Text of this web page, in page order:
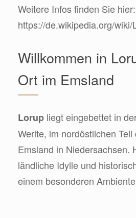
Weitere Infos finden Sie hier:
https://de.wikipedia.org/wiki/
Willkommen in
Ort im Emsland
Lorup liegt eingebettet in
Werlte, im nordöstlichen
Emsland in Niedersachsen.
ländliche Idylle und
einem besonderen